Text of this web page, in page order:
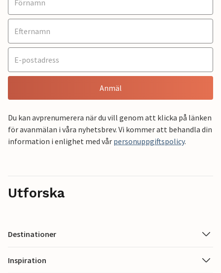
Anmäl
Du kan avprenumerera när du vill genom att klicka på länken
för avanmälan i våra nyhetsbrev. Vi kommer att behandla din
information i enlighet med vår personuppgiftspolicy.
Utforska
Destinationer
Inspiration